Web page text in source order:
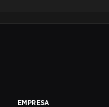
EMPRESA